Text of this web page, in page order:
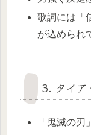
歌詞には「
が込められ
3. タイア
「鬼滅の